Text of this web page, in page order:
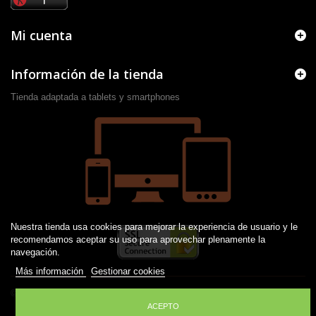
Nuestra tienda usa cookies para mejorar la experiencia de usuario y le
recomendamos aceptar su uso para aprovechar plenamente la
navegación.
Más información
Gestionar cookies
ACEPTO
Mi cuenta
Información de la tienda
Tienda adaptada a tablets y smartphones